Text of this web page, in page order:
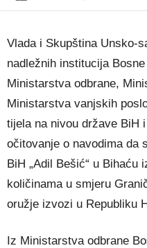
Vlada i Skupština Unsko-
nadležnih institucija
Ministarstva odbrane,
Ministarstva vanjskih
tijela na nivou države BiH
očitovanje o navodima da
BiH „Adil Bešić“ u Bihaću
količinama u smjeru
oružje izvozi u Republiku
Iz Ministarstva odbrane